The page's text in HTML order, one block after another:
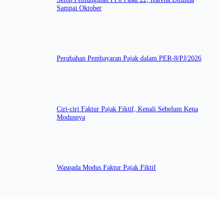
Sampai Oktober
Perubahan Pembayaran Pajak dalam PER-8/PJ/2026
Ciri-ciri Faktur Pajak Fiktif, Kenali Sebelum Kena
Modusnya
Waspada Modus Faktur Pajak Fiktif